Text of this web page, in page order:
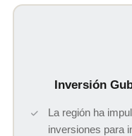
Inversión
La región ha
inversiones para